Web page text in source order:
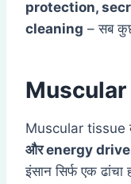
protection,
cleaning – सब
Muscular
Muscular tissue
औरenergy
इंसान सिर्फ एक ढांचा